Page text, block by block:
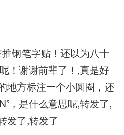
钢笔字贴！还以为八十
！谢谢前辈了！,真是好
地方标注一个小圆圈，还
，是什么意思呢,转发了,
发了,转发了